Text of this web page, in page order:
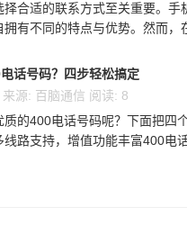
合适的联系方式至关重要。手
有不同的特点与优势。然而，
话号码？四步轻松搞定
源: 百脑通信 阅读: 8
的400电话号码呢？下面把四
路支持，增值功能丰富400电